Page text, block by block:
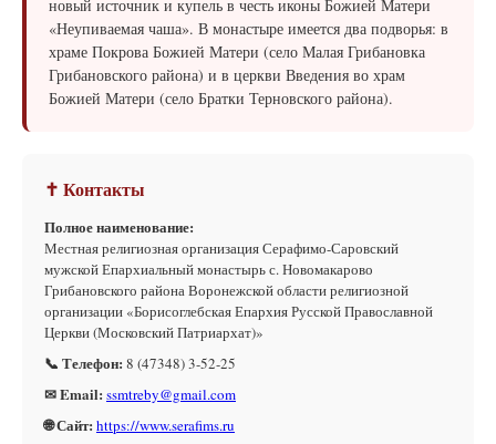
новый источник и купель в честь иконы Божией Матери
«Неупиваемая чаша». В монастыре имеется два подворья: в
храме Покрова Божией Матери (село Малая Грибановка
Грибановского района) и в церкви Введения во храм
Божией Матери (село Братки Терновского района).
✝ Контакты
Полное наименование:
Местная религиозная организация Серафимо-Саровский
мужской Епархиальный монастырь с. Новомакарово
Грибановского района Воронежской области религиозной
организации «Борисоглебская Епархия Русской Православной
Церкви (Московский Патриархат)»
📞 Телефон: 8 (47348) 3-52-25
✉ Email: ssmtreby@gmail.com
🌐 Сайт: https://www.serafims.ru